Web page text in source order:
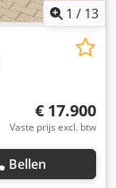
1 / 13
€ 17.900
Vaste prijs excl. btw
Bellen